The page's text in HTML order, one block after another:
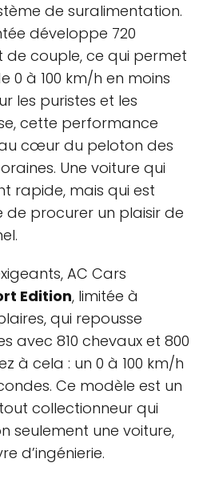
de suralimentation.
développe 720
couple, ce qui permet
0 à 100 km/h en moins
les puristes et les
cette performance
cœur du peloton des
Une voiture qui
rapide, mais qui est
procurer un plaisir de
AC Cars
Edition, limitée à
qui repousse
avec 810 chevaux et 800
à cela : un 0 à 100 km/h
Ce modèle est un
collectionneur qui
seulement une voiture,
d’ingénierie.